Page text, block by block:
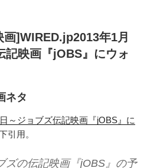
]WIRED.jp2013年1月
記映画『jOBS』にウォ
ネタ
～ジョブズ伝記映画『jOBS』に
引用。
ズの伝記映画『jOBS』の予